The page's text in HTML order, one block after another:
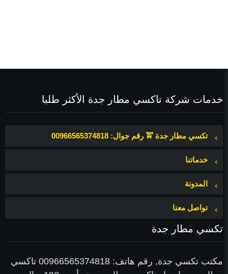
خدمات شركة تاكسي مطار جدة الأكثر طلبا
تكسي مطار جدة 🚖 رقم جوال: 00966565374818
خدماتنا
المدونة
تواصل معنا
تكسي مطار جدة
مكتب تكسي جدة, رقم هاتف: 00966565374818 تاكسي